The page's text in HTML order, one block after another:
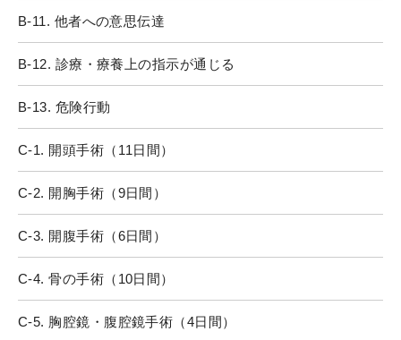
B-11. 他者への意思伝達
B-12. 診療・療養上の指示が通じる
B-13. 危険行動
C-1. 開頭手術（11日間）
C-2. 開胸手術（9日間）
C-3. 開腹手術（6日間）
C-4. 骨の手術（10日間）
C-5. 胸腔鏡・腹腔鏡手術（4日間）